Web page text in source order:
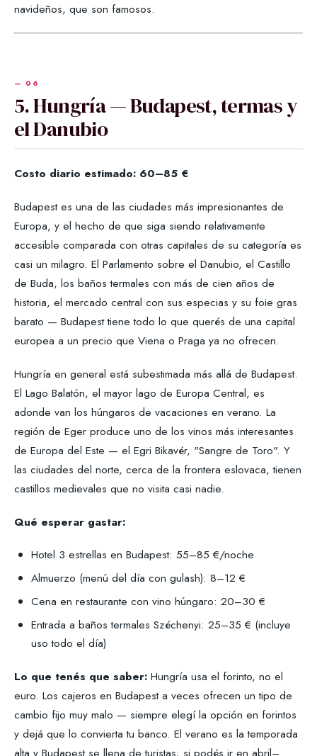
navideños, que son famosos.
5. Hungría — Budapest, termas y
el Danubio
Costo diario estimado: 60–85 €
Budapest es una de las ciudades más impresionantes de
Europa, y el hecho de que siga siendo relativamente
accesible comparada con otras capitales de su categoría es
casi un milagro. El Parlamento sobre el Danubio, el Castillo
de Buda, los baños termales con más de cien años de
historia, el mercado central con sus especias y su foie gras
barato — Budapest tiene todo lo que querés de una capital
europea a un precio que Viena o Praga ya no ofrecen.
Hungría en general está subestimada más allá de Budapest.
El Lago Balatón, el mayor lago de Europa Central, es
adonde van los húngaros de vacaciones en verano. La
región de Eger produce uno de los vinos más interesantes
de Europa del Este — el Egri Bikavér, "Sangre de Toro". Y
las ciudades del norte, cerca de la frontera eslovaca, tienen
castillos medievales que no visita casi nadie.
Qué esperar gastar:
Hotel 3 estrellas en Budapest: 55–85 €/noche
Almuerzo (menú del día con gulash): 8–12 €
Cena en restaurante con vino húngaro: 20–30 €
Entrada a baños termales Széchenyi: 25–35 € (incluye
uso todo el día)
Lo que tenés que saber: Hungría usa el forinto, no el
euro. Los cajeros en Budapest a veces ofrecen un tipo de
cambio fijo muy malo — siempre elegí la opción en forintos
y dejá que lo convierta tu banco. El verano es la temporada